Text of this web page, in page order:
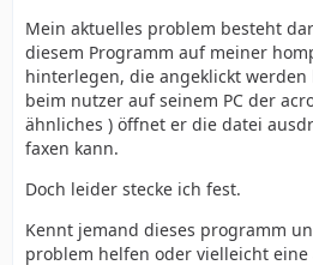
Mein aktuelles problem besteht
diesem Programm auf meiner
hinterlegen, die angeklickt
beim nutzer auf seinem PC der
ähnliches ) öffnet er die datei
faxen kann.
Doch leider stecke ich fest.
Kennt jemand dieses programm
problem helfen oder vielleicht eine